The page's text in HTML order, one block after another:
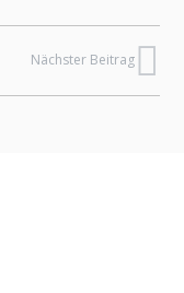
Nächster Beitrag